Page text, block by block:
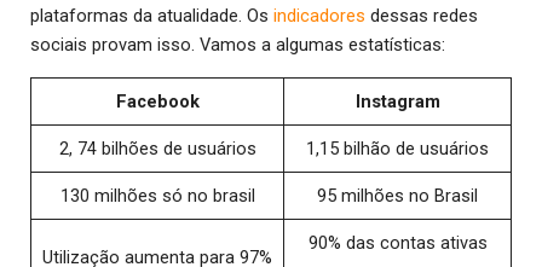
plataformas da atualidade. Os indicadores dessas redes
sociais provam isso. Vamos a algumas estatísticas:
Facebook Instagram
2, 74 bilhões de usuários 1,15 bilhão de usuários
130 milhões só no brasil 95 milhões no Brasil
Utilização aumenta para 97%
90% das contas ativas